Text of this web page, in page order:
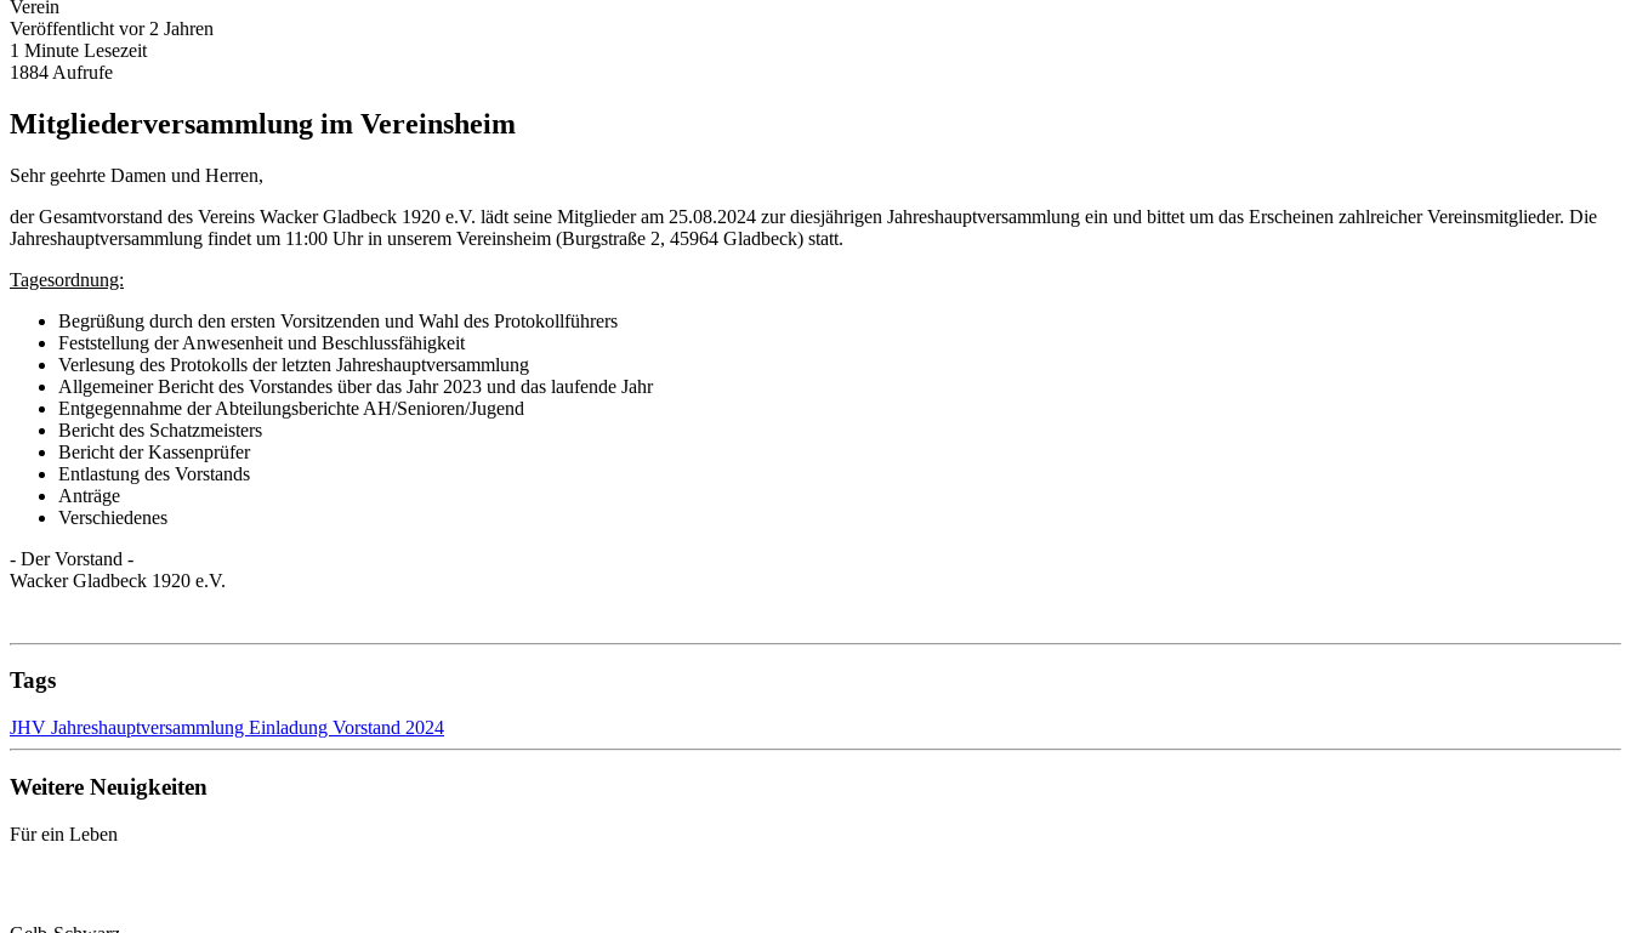
1 Minute
1884Aufrufe
Mitgliederversammlung im Vereinsheim
Sehr geehrte Damen und Herren,
der Gesamtvorstand des Vereins Wacker Gladbeck 1920 e.V. lädt seine Mitglieder am 25.08.2024 zur diesjährigen Jahreshauptversammlung ein und bittet um das Erscheinen zahlreicher Vereinsmitglieder. Die
Tagesordnung:
Begrüßung durch den ersten Vorsitzenden und Wahl des Protokollführers
Verlesung des Protokolls der letzten Jahreshauptversammlung
Allgemeiner Bericht des Vorstandes über das Jahr 2023 und das laufende Jahr
Entgegennahme der Abteilungsberichte AH/Senioren/Jugend
Bericht des Schatzmeisters
Bericht der Kassenprüfer
Entlastung des Vorstands
Anträge
Verschiedenes
- Der Vorstand -
Tags
JHVJahreshauptversammlung
Weitere Neuigkeiten
Für ein Leben
Gelb-Schwarz
Datenschutz